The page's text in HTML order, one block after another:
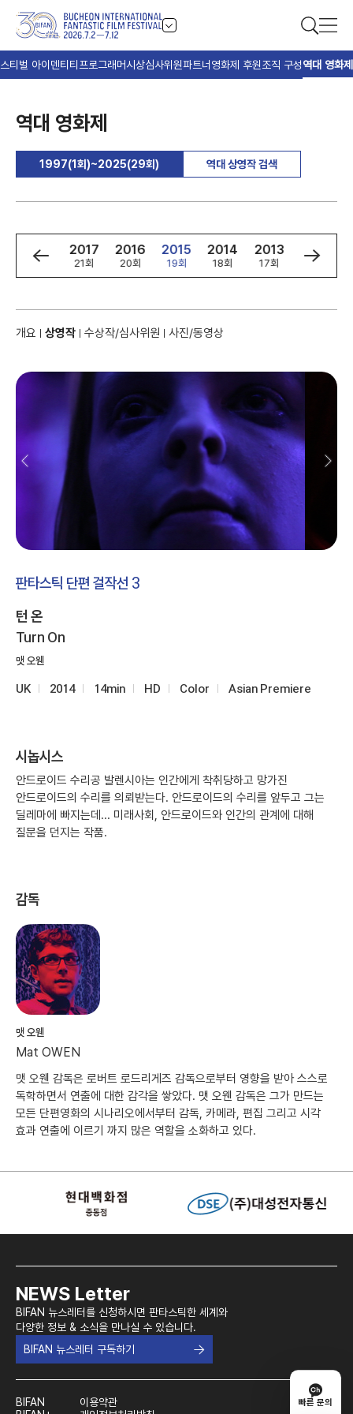
빠른 문의
티벌 아이덴티티 프로그래머시상심사위원파트너 영화제 후원조직 구성역대 영화제
역대 영화제
1997(1회)~2025(29회) 역대 상영작 검색
2018
22회
2017
21회
2016
20회
2015
19회
2014
18회
2013
17회
2012
16회
개요 상영작 수상작/심사위원 사진/동영상
판타스틱 단편 걸작선 3
턴 온
Turn On
맷 오웬
UK 2014 14min HD Color Asian Premiere
시놉시스
안드로이드 수리공 발렌시아는 인간에게 착취당하고 망가진
안드로이드의 수리를 의뢰받는다. 안드로이드의 수리를 앞두고 그는
딜레마에 빠지는데... 미래사회, 안드로이드와 인간의 관계에 대해
질문을 던지는 작품.
감독
맷 오웬
Mat OWEN
맷 오웬 감독은 로버트 로드리게즈 감독으로부터 영향을 받아 스스로
독학하면서 연출에 대한 감각을 쌓았다. 맷 오웬 감독은 그가 만드는
모든 단편영화의 시나리오에서부터 감독, 카메라, 편집 그리고 시각
효과 연출에 이르기 까지 많은 역할을 소화하고 있다.
NEWS Letter
BIFAN 뉴스레터를 신청하시면 판타스틱한 세계와
다양한 정보 & 소식을 만나실 수 있습니다.
BIFAN 뉴스레터 구독하기
BIFAN
이용약관